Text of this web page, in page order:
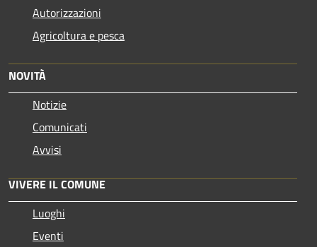
Autorizzazioni
Agricoltura e pesca
NOVITÀ
Notizie
Comunicati
Avvisi
VIVERE IL COMUNE
Luoghi
Eventi